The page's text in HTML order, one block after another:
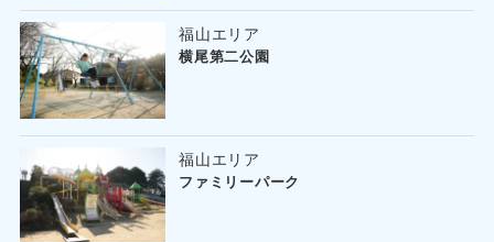
福山エリア
横尾第二公園
福山エリア
ファミリーパーク